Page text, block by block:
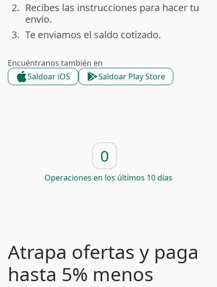
done
2. Recibes las instrucciones para hacer tu
envío.
done
3. Te enviamos el saldo cotizado.
Encuéntranos también en
Saldoar iOS
Saldoar Play Store
0
Operaciones en los últimos 10 días
Atrapa ofertas y paga
hasta 5% menos